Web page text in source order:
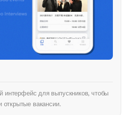
интерфейс для выпускников, чтобы
открытые вакансии.